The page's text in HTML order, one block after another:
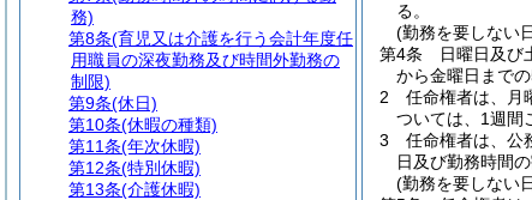
る。
(勤務を要しない
第4条
日曜日及び
から金曜日まで
2
任命権者は、月
ついては、1週間
3
任命権者は、公
日及び勤務時間
(勤務を要しない
務)
第8条(育児又は介護を行う会計年度任
用職員の深夜勤務及び時間外勤務の
制限)
第9条(休日)
第10条(休暇の種類)
第11条(年次休暇)
第12条(特別休暇)
第13条(介護休暇)